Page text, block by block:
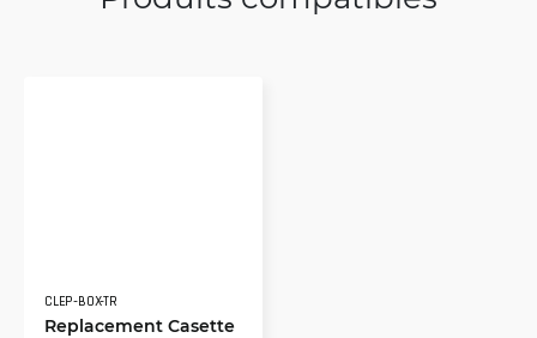
CLEP-BOX-TR
Replacement Casette